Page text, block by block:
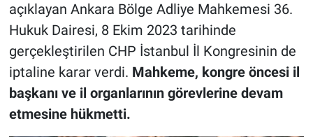
açıklayan Ankara Bölge Adliye Mahkemesi 36.
Hukuk Dairesi, 8 Ekim 2023 tarihinde
gerçekleştirilen CHP İstanbul İl Kongresinin de
iptaline karar verdi. Mahkeme, kongre öncesi il
başkanı ve il organlarının görevlerine devam
etmesine hükmetti.